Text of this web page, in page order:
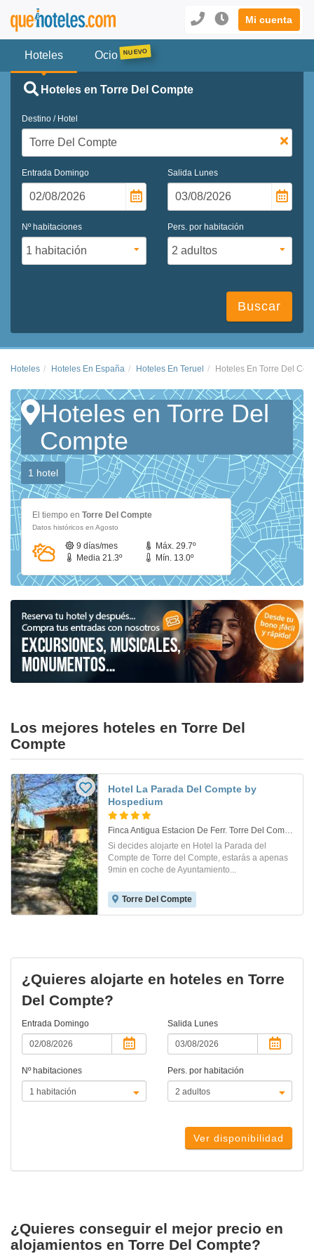
Mi cuenta
Hoteles Ocio
Hoteles en Torre Del Compte
Destino / Hotel
Entrada Domingo Salida Lunes
Nº habitaciones Pers. por habitación
Buscar
Hoteles Hoteles En España Hoteles En Teruel Hoteles En Torre Del
Hoteles en Torre Del
Compte
1 hotel
El tiempo en Torre Del Compte
Datos históricos en Agosto
9 días/mes
Máx. 29.7º
Media 21.3º
Mín. 13.0º
Los mejores hoteles en Torre Del
Compte
Hotel La Parada Del Compte by
Hospedium
Finca Antigua Estacion De Ferr. Torre Del Compte
Si decides alojarte en Hotel la Parada del
Compte de Torre del Compte, estarás a apenas
9min en coche de Ayuntamiento...
Torre Del Compte
¿Quieres alojarte en hoteles en Torre
Del Compte?
Entrada Domingo Salida Lunes
Nº habitaciones Pers. por habitación
Ver disponibilidad
¿Quieres conseguir el mejor precio en
alojamientos en Torre Del Compte?